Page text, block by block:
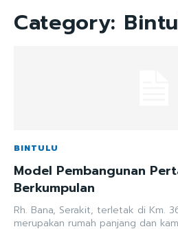
Category:
BINTULU
Model Pembangunan
Berkumpulan
Rh. Bana, Serakit, terletak di Km.
merupakan rumah panjang dan